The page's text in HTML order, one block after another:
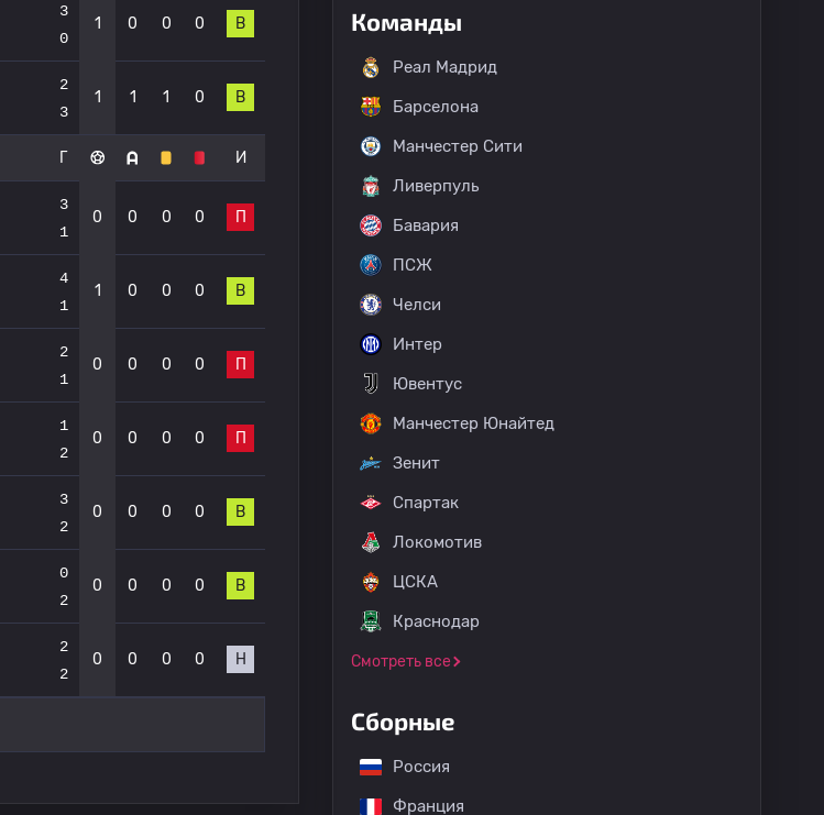
3
0
1 0 0 0 В
2
3
1 1 1 0 В
Г И
3
1
0 0 0 0 П
4
1
1 0 0 0 В
2
1
0 0 0 0 П
1
2
0 0 0 0 П
3
2
0 0 0 0 В
0
2
0 0 0 0 В
2
2
0 0 0 0 Н
Команды
Реал Мадрид
Барселона
Манчестер Сити
Ливерпуль
Бавария
ПСЖ
Челси
Интер
Ювентус
Манчестер Юнайтед
Зенит
Спартак
Локомотив
ЦСКА
Краснодар
Смотреть все
Сборные
Россия
Франция